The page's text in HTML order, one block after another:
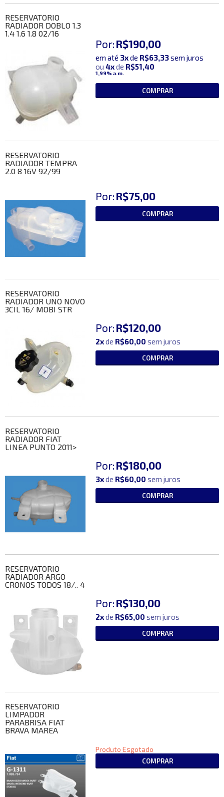
RESERVATORIO
RADIADOR DOBLO 1.3
1.4 1.6 1.8 02/16
Por: R$190,00
em até 3xde R$63,33sem juros
ou 4xde R$51,40
1,99% a.m.
COMPRAR
RESERVATORIO
RADIADOR TEMPRA
2.0 8 16V 92/99
Por: R$75,00
COMPRAR
RESERVATORIO
RADIADOR UNO NOVO
3CIL 16/ MOBI STR
Por: R$120,00
2xde R$60,00 sem juros
COMPRAR
RESERVATORIO
RADIADOR FIAT
LINEA PUNTO 2011>
Por: R$180,00
3xde R$60,00 sem juros
COMPRAR
RESERVATORIO
RADIADOR ARGO
CRONOS TODOS 18/.. 4
Por: R$130,00
2xde R$65,00 sem juros
COMPRAR
RESERVATORIO
LIMPADOR
PARABRISA FIAT
BRAVA MAREA
Produto Esgotado
COMPRAR